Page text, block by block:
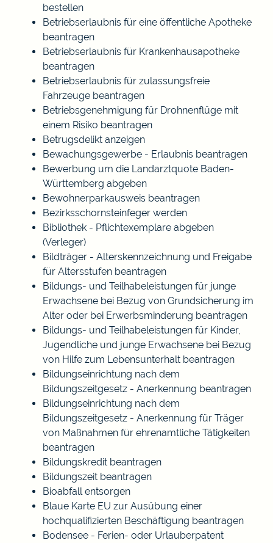
bestellen
Betriebserlaubnis für eine öffentliche Apotheke
beantragen
Betriebserlaubnis für Krankenhausapotheke
beantragen
Betriebserlaubnis für zulassungsfreie
Fahrzeuge beantragen
Betriebsgenehmigung für Drohnenflüge mit
einem Risiko beantragen
Betrugsdelikt anzeigen
Bewachungsgewerbe - Erlaubnis beantragen
Bewerbung um die Landarztquote Baden-
Württemberg abgeben
Bewohnerparkausweis beantragen
Bezirksschornsteinfeger werden
Bibliothek - Pflichtexemplare abgeben
(Verleger)
Bildträger - Alterskennzeichnung und Freigabe
für Altersstufen beantragen
Bildungs- und Teilhabeleistungen für junge
Erwachsene bei Bezug von Grundsicherung im
Alter oder bei Erwerbsminderung beantragen
Bildungs- und Teilhabeleistungen für Kinder,
Jugendliche und junge Erwachsene bei Bezug
von Hilfe zum Lebensunterhalt beantragen
Bildungseinrichtung nach dem
Bildungszeitgesetz - Anerkennung beantragen
Bildungseinrichtung nach dem
Bildungszeitgesetz - Anerkennung für Träger
von Maßnahmen für ehrenamtliche Tätigkeiten
beantragen
Bildungskredit beantragen
Bildungszeit beantragen
Bioabfall entsorgen
Blaue Karte EU zur Ausübung einer
hochqualifizierten Beschäftigung beantragen
Bodensee - Ferien- oder Urlauberpatent